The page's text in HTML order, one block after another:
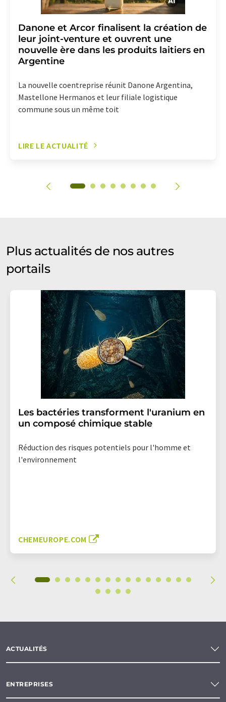
Danone et Arcor finalisent la création de
leur joint-venture et ouvrent une
nouvelle ère dans les produits laitiers en
Argentine
La nouvelle coentreprise réunit Danone Argentina,
Mastellone Hermanos et leur filiale logistique
commune sous un même toit
LIRE LE ACTUALITÉ
Plus actualités de nos autres
portails
Les bactéries transforment l'uranium en
un composé chimique stable
Réduction des risques potentiels pour l'homme et
l'environnement
CHEMEUROPE.COM
ACTUALITÉS
ENTREPRISES